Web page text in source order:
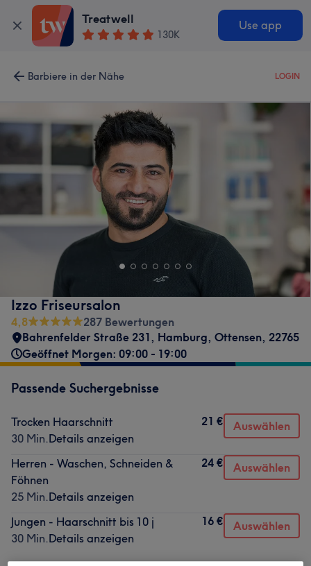
Treatwell
130K
Use app
Barbiere in der Nähe LOGIN
Izzo Friseursalon
4,8
287 Bewertungen
Bahrenfelder Straße 231, Hamburg, Ottensen, 22765
Geöffnet Morgen: 09:00 - 19:00
Passende Suchergebnisse
Trocken Haarschnitt
30 Min.Details anzeigen
21 € Auswählen
Herren - Waschen, Schneiden &
Föhnen
25 Min.Details anzeigen
24 € Auswählen
Jungen - Haarschnitt bis 10 j
30 Min.Details anzeigen
16 € Auswählen